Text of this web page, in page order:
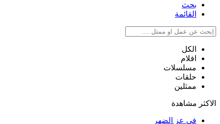
بحث
القائمة
الكل
افلام
مسلسلات
حلقات
ممثلين
الاكثر مشاهدة
في عز الضهر